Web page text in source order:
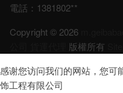
電話：1381802**
Copyright © 2026
版權所有
感谢您访问我们的网站，您可
饰工程有限公司